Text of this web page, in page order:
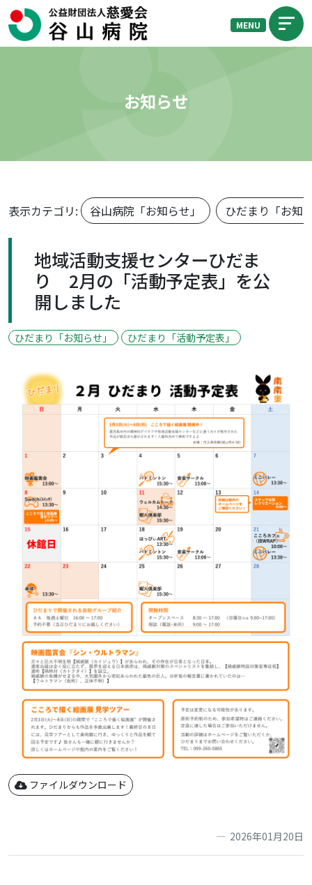
MENU
お知らせ
表示カテゴリ: 谷山病院「お知らせ」 ひだまり「お知
地域活動支援センターひだま
り 2月の「活動予定表」を公
開しました
ひだまり「お知らせ」 ひだまり「活動予定表」
ファイルダウンロード
2026年01月20日